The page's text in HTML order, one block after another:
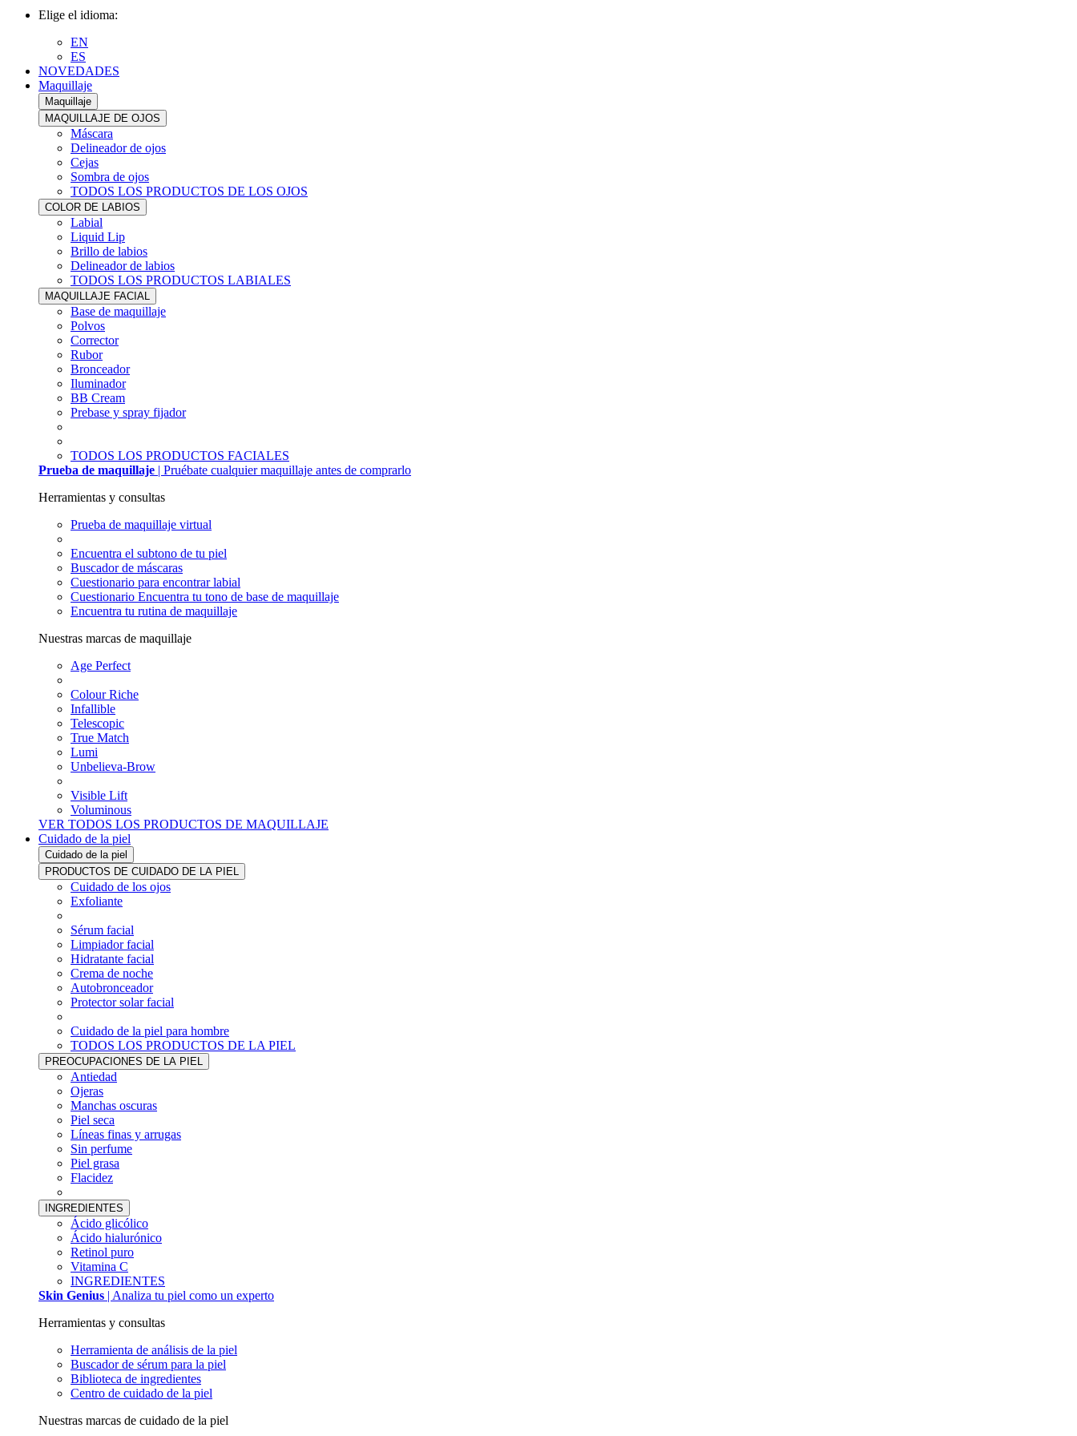
Elige el idioma:
EN
ES
NOVEDADES
Maquillaje
Maquillaje
MAQUILLAJE DE OJOS
Máscara
Delineador de ojos
Cejas
Sombra de ojos
TODOS LOS PRODUCTOS DE LOS OJOS
COLOR DE LABIOS
Labial
Liquid Lip
Brillo de labios
Delineador de labios
TODOS LOS PRODUCTOS LABIALES
MAQUILLAJE FACIAL
Base de maquillaje
Polvos
Corrector
Rubor
Bronceador
Iluminador
BB Cream
Prebase y spray fijador
TODOS LOS PRODUCTOS FACIALES
Prueba de maquillaje | Pruébate cualquier maquillaje antes de comprarlo
Herramientas y consultas
Prueba de maquillaje virtual
Encuentra el subtono de tu piel
Buscador de máscaras
Cuestionario para encontrar labial
Cuestionario Encuentra tu tono de base de maquillaje
Encuentra tu rutina de maquillaje
Nuestras marcas de maquillaje
Age Perfect
Colour Riche
Infallible
Telescopic
True Match
Lumi
Unbelieva-Brow
Visible Lift
Voluminous
VER TODOS LOS PRODUCTOS DE MAQUILLAJE
Cuidado de la piel
Cuidado de la piel
PRODUCTOS DE CUIDADO DE LA PIEL
Cuidado de los ojos
Exfoliante
Sérum facial
Limpiador facial
Hidratante facial
Crema de noche
Autobronceador
Protector solar facial
Cuidado de la piel para hombre
TODOS LOS PRODUCTOS DE LA PIEL
PREOCUPACIONES DE LA PIEL
Antiedad
Ojeras
Manchas oscuras
Piel seca
Líneas finas y arrugas
Sin perfume
Piel grasa
Flacidez
INGREDIENTES
Ácido glicólico
Ácido hialurónico
Retinol puro
Vitamina C
INGREDIENTES
Skin Genius | Analiza tu piel como un experto
Herramientas y consultas
Herramienta de análisis de la piel
Buscador de sérum para la piel
Biblioteca de ingredientes
Centro de cuidado de la piel
Nuestras marcas de cuidado de la piel